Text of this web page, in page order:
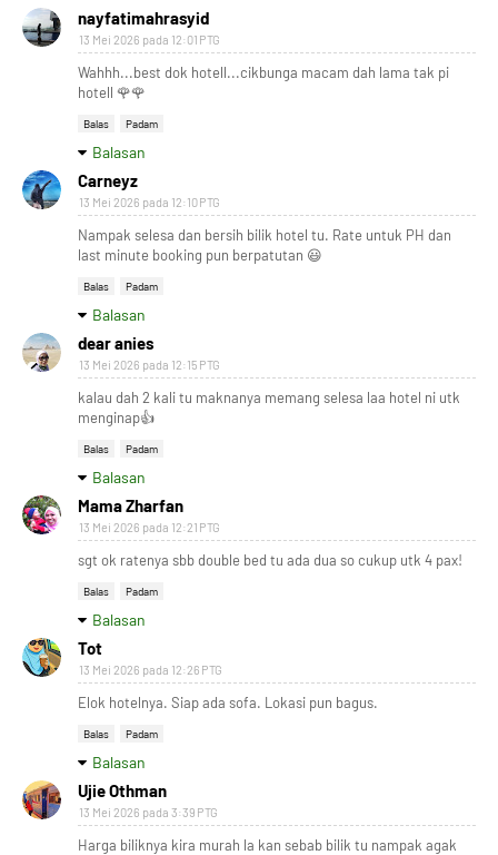
nayfatimahrasyid
13 Mei 2026 pada 12:01 PTG
Wahhh...best dok hotell...cikbunga macam dah lama tak pi
hotell 🌹🌹
Balas Padam
Balasan
Carneyz
13 Mei 2026 pada 12:10 PTG
Nampak selesa dan bersih bilik hotel tu. Rate untuk PH dan
last minute booking pun berpatutan 😃
Balas Padam
Balasan
dear anies
13 Mei 2026 pada 12:15 PTG
kalau dah 2 kali tu maknanya memang selesa laa hotel ni utk
menginap👍
Balas Padam
Balasan
Mama Zharfan
13 Mei 2026 pada 12:21 PTG
sgt ok ratenya sbb double bed tu ada dua so cukup utk 4 pax!
Balas Padam
Balasan
Tot
13 Mei 2026 pada 12:26 PTG
Elok hotelnya. Siap ada sofa. Lokasi pun bagus.
Balas Padam
Balasan
Ujie Othman
13 Mei 2026 pada 3:39 PTG
Harga biliknya kira murah la kan sebab bilik tu nampak agak